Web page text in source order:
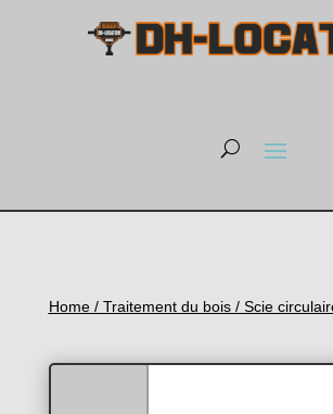
Home/ Traitement du bois/ Scie